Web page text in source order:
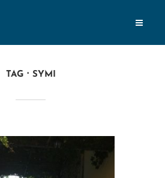
TAG SYMI